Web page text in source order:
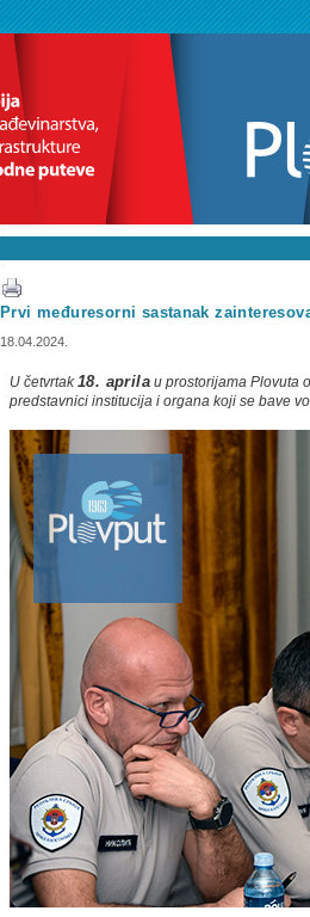
Prvi međuresorni sastanak
18.04.2024.
U četvrtak18. aprilau prostorijama Plovuta
predstavnici institucija i organa koji se bave